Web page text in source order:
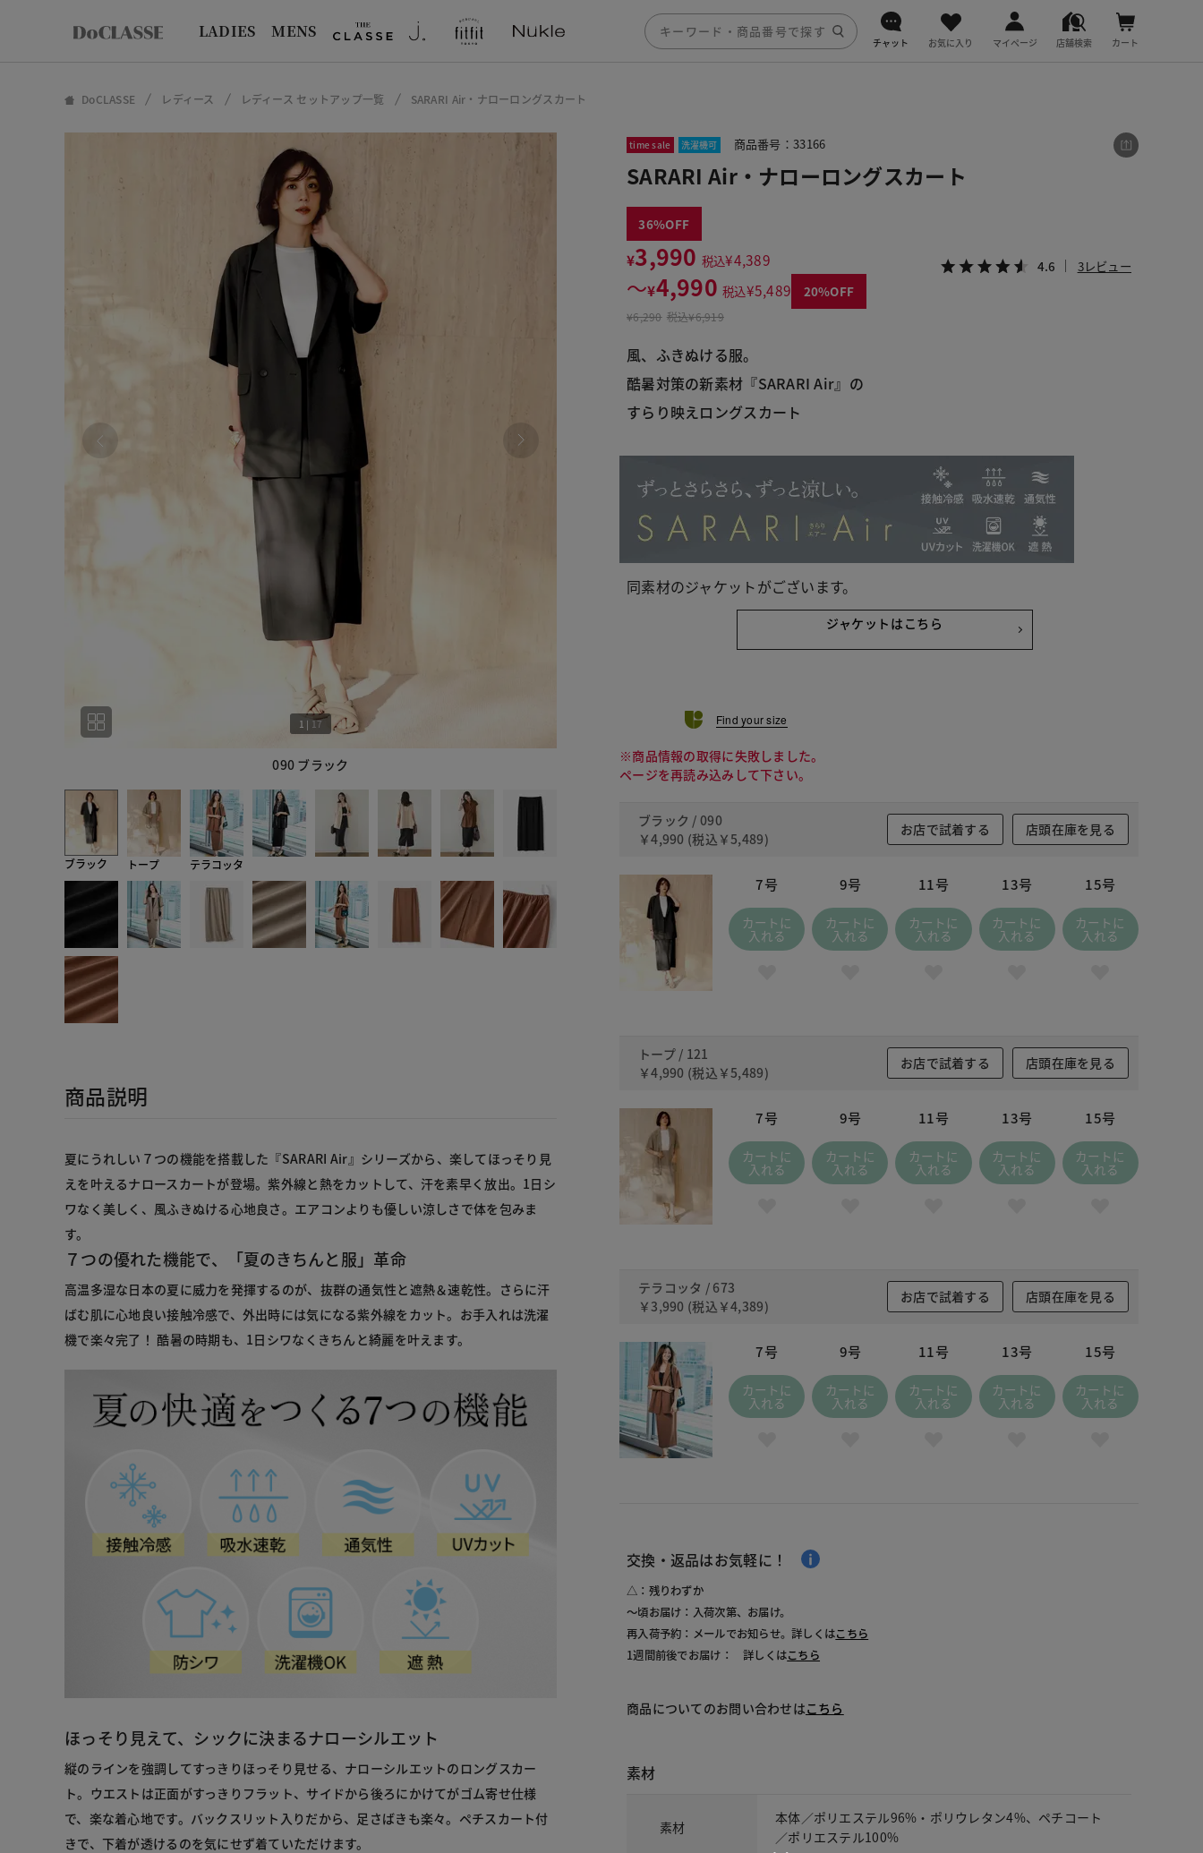
LADIES MENS
チャット お気に入り マイページ 店舗検索 カート
DoCLASSE レディース レディース セットアップ一覧 SARARI Air・ナローロングスカート
090 ブラック 121 トープ
1 | 17
ブラック トープ テラコッタ
商品説明
夏にうれしい７つの機能を搭載した『SARARI Air』シリーズから、楽してほっそり見
えを叶えるナロースカートが登場。紫外線と熱をカットして、汗を素早く放出。1日シ
ワなく美しく、風ふきぬける心地良さ。エアコンよりも優しい涼しさで体を包みま
す。
７つの優れた機能で、「夏のきちんと服」革命
高温多湿な日本の夏に威力を発揮するのが、抜群の通気性と遮熱＆速乾性。さらに汗
ばむ肌に心地良い接触冷感で、外出時には気になる紫外線をカット。お手入れは洗濯
機で楽々完了！ 酷暑の時期も、1日シワなくきちんと綺麗を叶えます。
ほっそり見えて、シックに決まるナローシルエット
縦のラインを強調してすっきりほっそり見せる、ナローシルエットのロングスカー
ト。ウエストは正面がすっきりフラット、サイドから後ろにかけてがゴム寄せ仕様
で、楽な着心地です。バックスリット入りだから、足さばきも楽々。ペチスカート付
きで、下着が透けるのを気にせず着ていただけます。
time sale 洗濯機可 商品番号：33166
SARARI Air・ナローロングスカート
36
¥3,990 税込¥4,389
〜¥4,990 税込¥5,489 20
¥6,290 税込¥6,919
4.6 3レビュー
風、ふきぬける服。
酷暑対策の新素材『SARARI Air』の
すらり映えロングスカート
同素材のジャケットがございます。
ジャケットはこちら
Find your size
※商品情報の取得に失敗しました。
ページを再読み込みして下さい。
ブラック / 090
￥4,990 (税込 ￥5,489)
お店で試着する 店頭在庫を見る
7号
カートに
入れる
9号
カートに
入れる
11号
カートに
入れる
13号
カートに
入れる
15号
カートに
入れる
トープ / 121
￥4,990 (税込 ￥5,489)
お店で試着する 店頭在庫を見る
7号
カートに
入れる
9号
カートに
入れる
11号
カートに
入れる
13号
カートに
入れる
15号
カートに
入れる
テラコッタ / 673
￥3,990 (税込 ￥4,389)
お店で試着する 店頭在庫を見る
7号
カートに
入れる
9号
カートに
入れる
11号
カートに
入れる
13号
カートに
入れる
15号
カートに
入れる
交換・返品はお気軽に！
△：残りわずか
～頃お届け：入荷次第、お届け。
再入荷予約：メールでお知らせ。詳しくはこちら
1週間前後でお届け： 詳しくはこちら
商品についてのお問い合わせはこちら
素材
素材
本体／ポリエステル96%・ポリウレタン4%、ペチコート
／ポリエステル100%